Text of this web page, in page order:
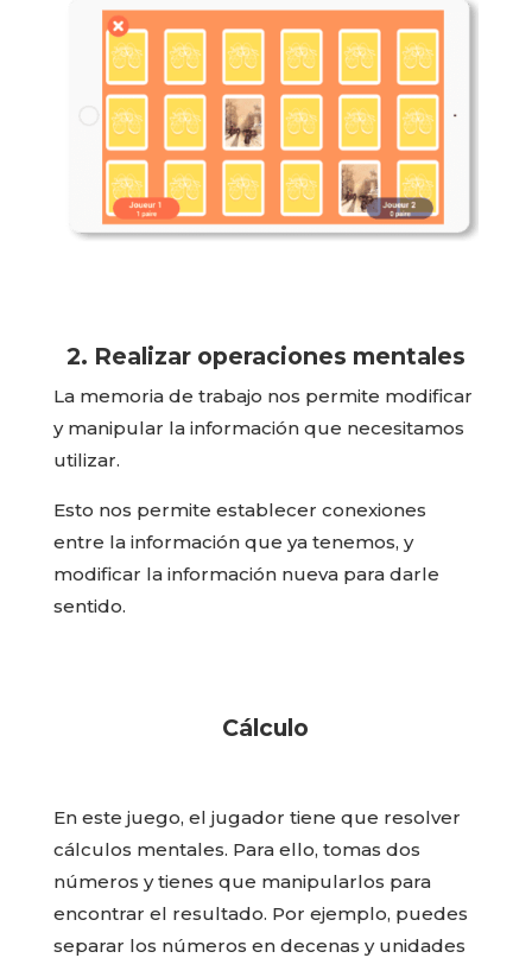
2. Realizar operaciones mentales
La memoria de trabajo nos permite modificar
y manipular la información que necesitamos
utilizar.
Esto nos permite establecer conexiones
entre la información que ya tenemos, y
modificar la información nueva para darle
sentido.
Cálculo
En este juego, el jugador tiene que resolver
cálculos mentales. Para ello, tomas dos
números y tienes que manipularlos para
encontrar el resultado. Por ejemplo, puedes
separar los números en decenas y unidades